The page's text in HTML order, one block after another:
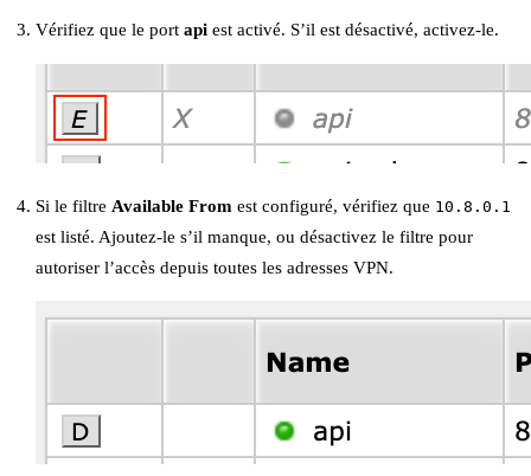
Vérifiez que le portapi est activé. S’il est désactivé, activez-le.
Si le filtre Available From est configuré, vérifiez que 10.8.0.1
est listé. Ajoutez-le s’il manque, ou désactivez le filtre pour
autoriser l’accès depuis toutes les adresses VPN.